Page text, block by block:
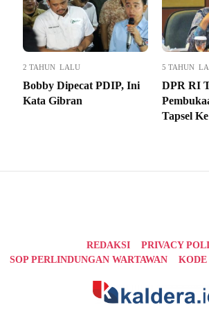
2 TAHUN LALU
Bobby Dipecat PDIP, Ini
Kata Gibran
5 TAHUN
DPR RI
Tapsel
REDAKSI
PRIVACY
SOP PERLINDUNGAN WARTAWAN